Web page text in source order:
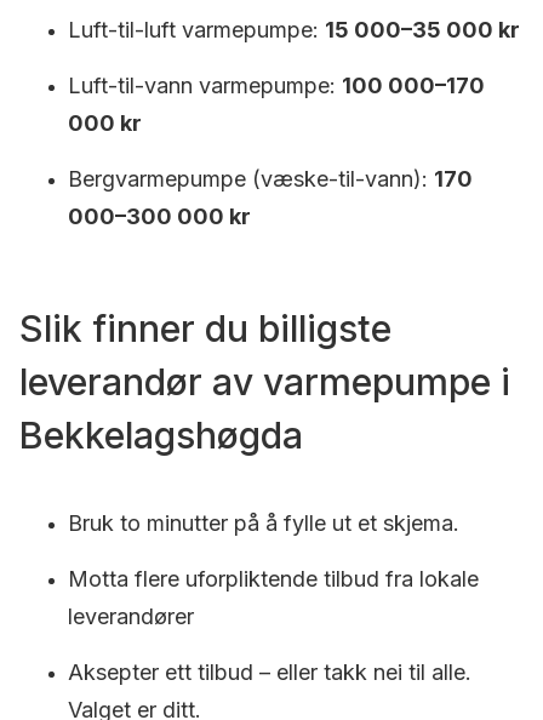
Luft-til-luft varmepumpe: 15 000–35 000 kr
Luft-til-vann varmepumpe: 100 000–170
000 kr
Bergvarmepumpe (væske-til-vann): 170
000–300 000 kr
Slik finner du billigste
leverandør av varmepumpe i
Bekkelagshøgda
Bruk to minutter på å fylle ut et skjema.
Motta flere uforpliktende tilbud fra lokale
leverandører
Aksepter ett tilbud – eller takk nei til alle.
Valget er ditt.